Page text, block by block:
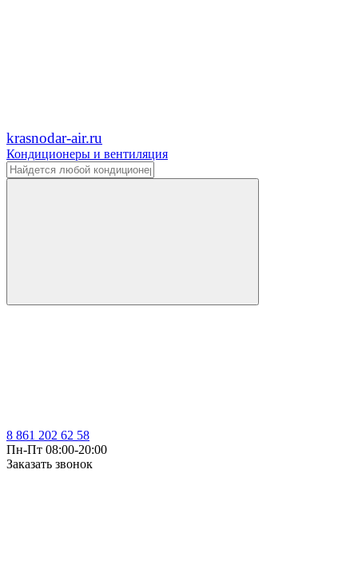
krasnodar-air.ru
Кондиционеры и вентиляция
8 861 202 62 58
Пн-Пт 08:00-20:00
Заказать звонок